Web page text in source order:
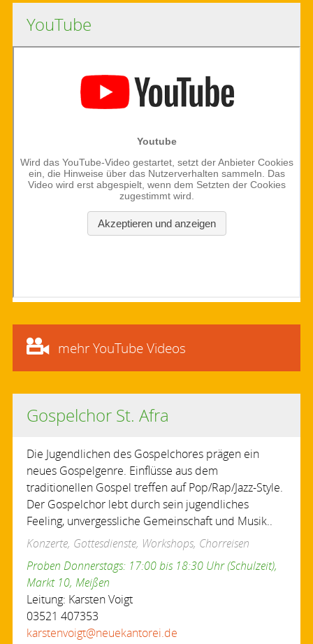
YouTube
mehr YouTube Videos
Gospelchor St. Afra
Die Jugendlichen des Gospelchores prägen ein
neues Gospelgenre. Einflüsse aus dem
traditionellen Gospel treffen auf Pop/Rap/Jazz-Style.
Der Gospelchor lebt durch sein jugendliches
Feeling, unvergessliche Gemeinschaft und Musik..
Konzerte, Gottesdienste, Workshops, Chorreisen
Proben Donnerstags: 17:00 bis 18:30 Uhr (Schulzeit),
Markt 10, Meißen
Leitung: Karsten Voigt
03521 407353
karstenvoigt@neuekantorei.de